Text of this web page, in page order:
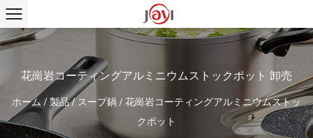
花崗岩コーティングアルミニウムストックポット 卸売
ホーム / 製品/スープ鍋 / 花崗岩コーティングアルミニウムストッ
クポット